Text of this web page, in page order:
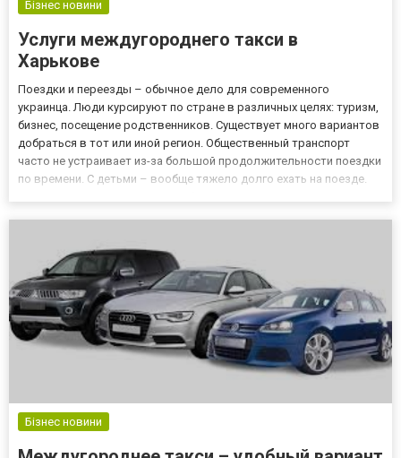
Бізнес новини
Услуги междугороднего такси в
Харькове
Поездки и переезды – обычное дело для современного
украинца. Люди курсируют по стране в различных целях: туризм,
бизнес, посещение родственников. Существует много вариантов
добраться в тот или иной регион. Общественный транспорт
часто не устраивает из-за большой продолжительности поездки
по времени. С детьми – вообще тяжело долго ехать на поезде.
Бізнес новини